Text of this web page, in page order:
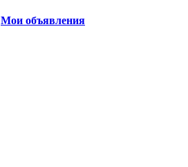
Мои объявления